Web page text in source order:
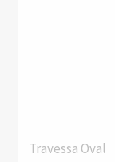
Travessa Oval